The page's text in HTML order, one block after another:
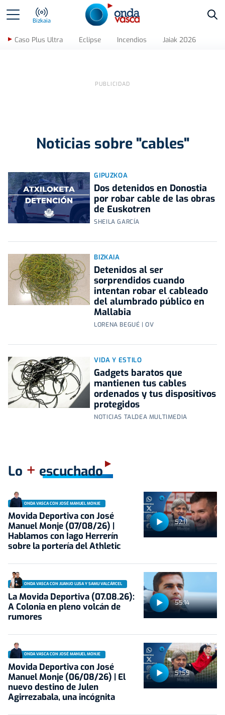
Bizkaia
Caso Plus Ultra Eclipse Incendios Jaiak 2026
Noticias sobre "cables"
GIPUZKOA
Dos detenidos en Donostia
por robar cable de las obras
de Euskotren
SHEILA GARCÍA
BIZKAIA
Detenidos al ser
sorprendidos cuando
intentan robar el cableado
del alumbrado público en
Mallabia
LORENA BEGUÉ | OV
VIDA Y ESTILO
Gadgets baratos que
mantienen tus cables
ordenados y tus dispositivos
protegidos
NOTICIAS TALDEA MULTIMEDIA
Lo + escuchado
52:11
ONDA VASCA CON JOSÉ MANUEL MONJE
Movida Deportiva con José
Manuel Monje (07/08/26) |
Hablamos con Iago Herrerín
sobre la portería del Athletic
55:14
ONDA VASCA CON JUANJO LUSA Y SAMU VALCÁRCEL
La Movida Deportiva (07.08.26):
A Colonia en pleno volcán de
rumores
51:59
ONDA VASCA CON JOSÉ MANUEL MONJE
Movida Deportiva con José
Manuel Monje (06/08/26) | El
nuevo destino de Julen
Agirrezabala, una incógnita